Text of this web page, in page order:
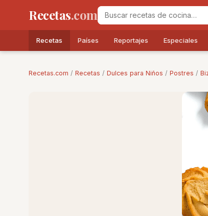
Recetas.com
Recetas Países Reportajes Especiales
Recetas.com / Recetas / Dulces para Niños / Postres /